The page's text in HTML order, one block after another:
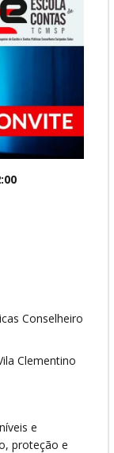
Conselheiro
Clementino
e
proteção e